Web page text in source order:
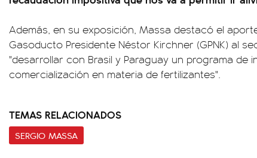
Además, en su exposición, Massa destacó el
Gasoducto Presidente Néstor Kirchner (GPNK) al
"desarrollar con Brasil y Paraguay un programa de
comercialización en materia de fertilizantes".
TEMAS RELACIONADOS
SERGIO MASSA